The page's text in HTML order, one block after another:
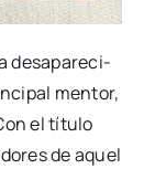
des­apa­re­ci­
men­tor,
el títu­lo
de aquel